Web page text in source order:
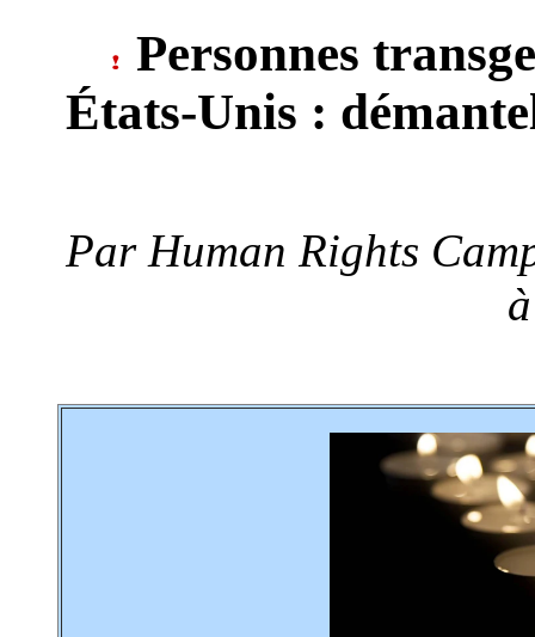
Personnes
États-Unis :
Par Human Rights